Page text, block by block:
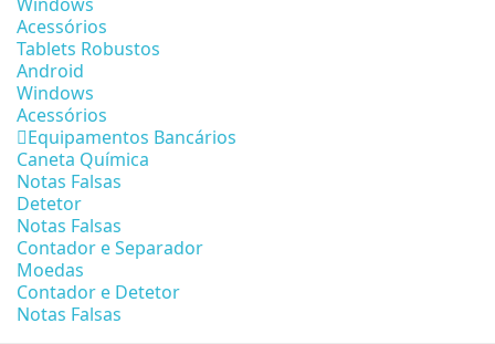
Acessórios
Tablets Robustos
Android
Windows
Acessórios
Equipamentos Bancários
Caneta Química
Notas Falsas
Detetor
Notas Falsas
Contador e Separador
Moedas
Contador e Detetor
Notas Falsas